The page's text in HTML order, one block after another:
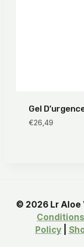
Gel
€26,49
© 2026 Lr Aloe
Conditions
Policy|